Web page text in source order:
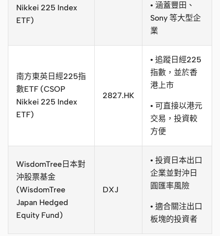
Nikkei 225 Index
ETF)
• 涵蓋豐田、
Sony 等大型企
業
南方東英日經225指
數ETF (CSOP
Nikkei 225 Index
ETF)
2827.HK
• 追蹤日經225
指數，並於香
港上市
• 可直接以港元
交易，投資較
方便
WisdomTree日本對
沖股票基金
(WisdomTree
Japan Hedged
Equity Fund)
DXJ
• 投資日本出口
企業並對沖日
圓匯率風險
• 適合關注出口
板塊的投資者